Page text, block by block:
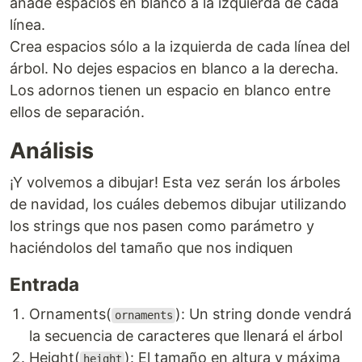
línea.
Crea espacios sólo a la izquierda de cada línea del
árbol. No dejes espacios en blanco a la derecha.
Los adornos tienen un espacio en blanco entre
ellos de separación.
Análisis
¡Y volvemos a dibujar! Esta vez serán los árboles
de navidad, los cuáles debemos dibujar utilizando
los strings que nos pasen como parámetro y
haciéndolos del tamaño que nos indiquen
Entrada
Ornaments( ornaments ): Un string donde vendrá
la secuencia de caracteres que llenará el árbol
Height( height ): El tamaño en altura y máxima